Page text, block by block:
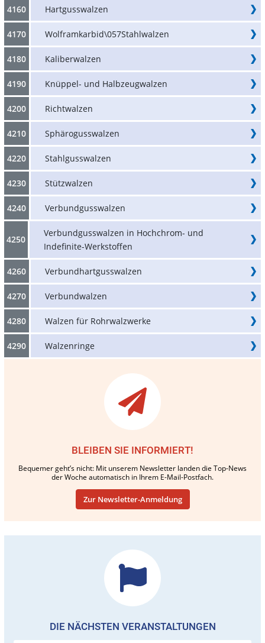
4160 Hartgusswalzen
4170 Wolframkarbid\057Stahlwalzen
4180 Kaliberwalzen
4190 Knüppel- und Halbzeugwalzen
4200 Richtwalzen
4210 Sphärogusswalzen
4220 Stahlgusswalzen
4230 Stützwalzen
4240 Verbundgusswalzen
4250
Verbundgusswalzen in Hochchrom- und
Indefinite-Werkstoffen
4260 Verbundhartgusswalzen
4270 Verbundwalzen
4280 Walzen für Rohrwalzwerke
4290 Walzenringe
BLEIBEN SIE INFORMIERT!
Bequemer geht’s nicht: Mit unserem Newsletter landen die Top-News
der Woche automatisch in Ihrem E-Mail-Postfach.
Zur Newsletter-Anmeldung
DIE NÄCHSTEN VERANSTALTUNGEN